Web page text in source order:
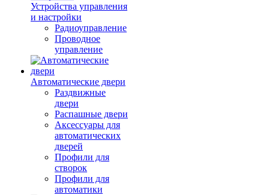
Устройства управления
и настройки
Радиоуправление
Проводное
управление
Автоматические двери
Раздвижные
двери
Распашные двери
Аксессуары для
автоматических
дверей
Профили для
створок
Профили для
автоматики